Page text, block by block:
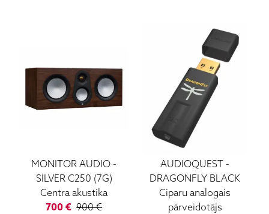
MONITOR AUDIO -
SILVER C250 (7G)
Centra akustika
700 € 900€
AUDIOQUEST -
DRAGONFLY BLACK
Ciparu analogais
pārveidotājs